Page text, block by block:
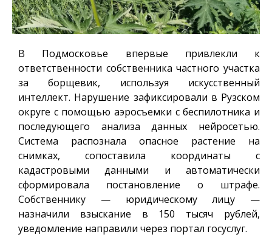
В Подмосковье впервые привлекли к
ответственности собственника частного участка
за борщевик, используя искусственный
интеллект. Нарушение зафиксировали в Рузском
округе с помощью аэросъемки с беспилотника и
последующего анализа данных нейросетью.
Система распознала опасное растение на
снимках, сопоставила координаты с
кадастровыми данными и автоматически
сформировала постановление о штрафе.
Собственнику — юридическому лицу —
назначили взыскание в 150 тысяч рублей,
уведомление направили через портал госуслуг.